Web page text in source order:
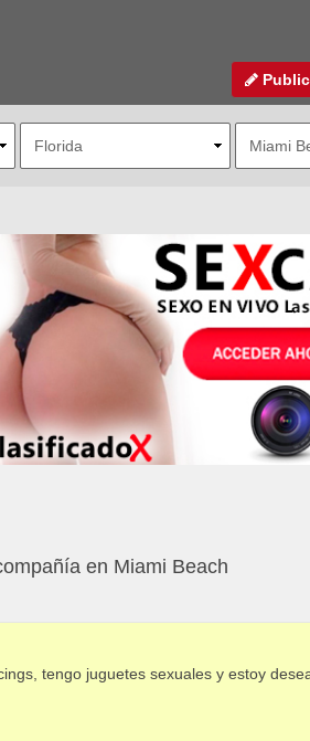
en Miami Beach
tengo juguetes sexuales y estoy